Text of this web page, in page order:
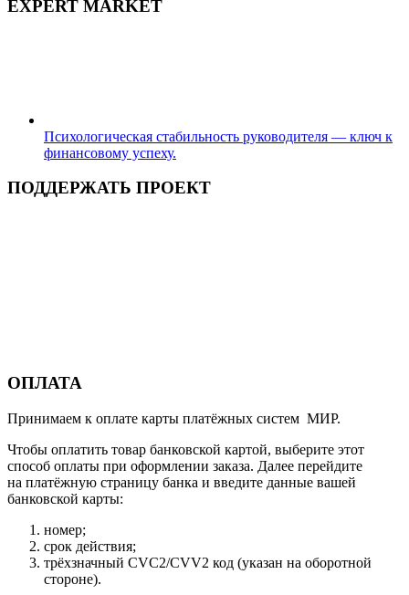
EXPERT MARKET
Психологическая стабильность руководителя — ключ к
финансовому успеху.
ПОДДЕРЖАТЬ ПРОЕКТ
ОПЛАТА
Принимаем к оплате карты платёжных систем МИР.
Чтобы оплатить товар банковской картой, выберите этот
способ оплаты при оформлении заказа. Далее перейдите
на платёжную страницу банка и введите данные вашей
банковской карты:
номер;
срок действия;
трёхзначный CVC2/CVV2 код (указан на оборотной
стороне).